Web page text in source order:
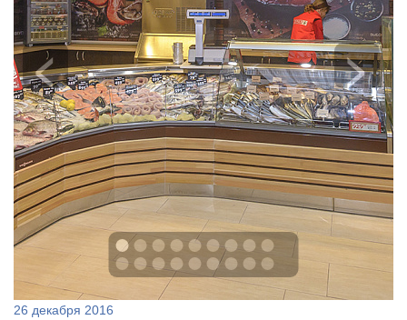
26 декабря 2016